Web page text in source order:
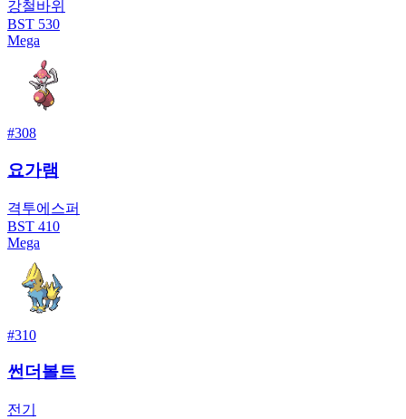
강철바위
BST 530
Mega
#308
요가램
격투에스퍼
BST 410
Mega
#310
썬더볼트
전기